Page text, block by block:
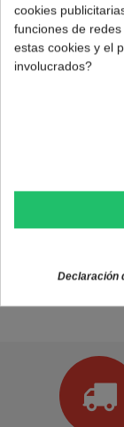
cookies
funciones de
estas cookies y el
involucrados?
Declaración